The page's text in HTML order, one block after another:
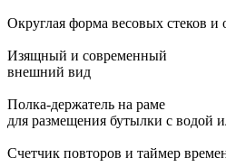
Округлая форма весовых стеков
Изящный и современный
внешний вид
Полка-держатель на раме
для размещения бутылки с водой
Счетчик повторов и таймер